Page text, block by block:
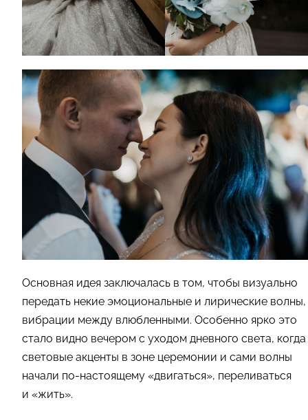
Основная идея заключалась в том, чтобы визуально
передать некие эмоциональные и лирические волны,
вибрации между влюбленными. Особенно ярко это
стало видно вечером с уходом дневного света, когда
световые акценты в зоне церемонии и сами волны
начали по-настоящему «двигаться», переливаться
и «жить».